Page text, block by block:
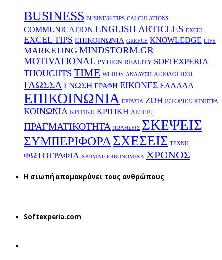
BUSINESS BUSINESS TIPS CALCULATIONS
COMMUNICATION ENGLISH ARTICLES EXCEL
EXCEL TIPS EΠΙΚΟΙΝΩΝΙΑ GREECE KNOWLEDGE LIFE
MARKETING MINDSTORM.GR
MOTIVATIONAL PYTHON REALITY SOFTEXPERIA
THOUGHTS TIME WORDS ΑΝΑΛΥΣΗ ΑΞΙΟΛΟΓΗΣΗ
ΓΛΩΣΣΑ ΓΝΩΣΗ ΓΡΑΦΗ ΕΙΚΟΝΕΣ ΕΛΛΑΔΑ
ΕΠΙΚΟΙΝΩΝΙΑ ΕΡΓΑΣΙΑ ΖΩΗ ΙΣΤΟΡΙΕΣ ΚΙΝΗΤΡΑ
ΚΟΙΝΩΝΙΑ ΚΡΙΤΙΚΗ ΚΡΙΤΙΚΗ ΛΕΞΕΙΣ
ΠΡΑΓΜΑΤΙΚΟΤΗΤΑ ΠΩΛΗΣΕΙΣ ΣΚΕΨΕΙΣ
ΣΥΜΠΕΡΙΦΟΡΑΣΧΕΣΕΙΣ ΤΕΧΝΗ
ΦΩΤΟΓΡΑΦΙΑ ΧΡΗΜΑΤΟΟΙΚΟΝΟΜΙΚΑ ΧΡΟΝΟΣ
H σιωπή απομακρύνει τους ανθρώπους
Softexperia.com